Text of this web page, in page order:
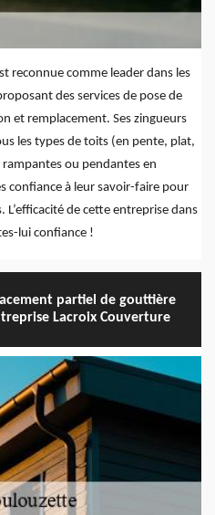
reconnue comme leader dans les
des services de pose de
et remplacement. Ses zingueurs
les types de toits (en pente, plat,
ou pendantes en
confiance à leur savoir-faire pour
de cette entreprise dans
lui confiance !
partiel de gouttière
Lacroix Couverture